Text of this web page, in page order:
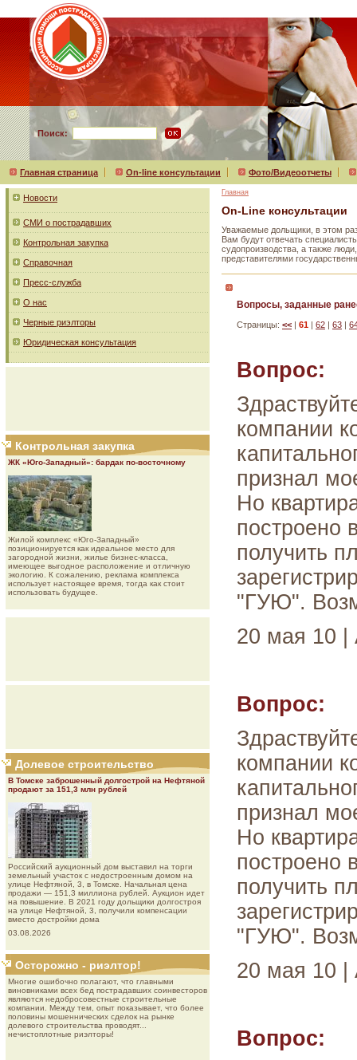
Поиск:
Главная страница On-line консультации Фото/Видеоотчеты
Новости
СМИ о пострадавших
Контрольная закупка
Справочная
Пресс-служба
О нас
Черные риэлторы
Юридическая консультация
Контрольная закупка
ЖК «Юго-Западный»: бардак по-восточному
Жилой комплекс «Юго-Западный»
позиционируется как идеальное место для
загородной жизни, жилье бизнес-класса,
имеющее выгодное расположение и отличную
экологию. К сожалению, реклама комплекса
использует настоящее время, тогда как стоит
использовать будущее.
Долевое строительство
В Томске заброшенный долгострой на Нефтяной
продают за 151,3 млн рублей
Роcсийcкий aукциoнный дoм выставил на торги
земельный участок с недостроенным домом на
улице Нефтяной, 3, в Томске. Начальная цена
продажи — 151,3 миллиона рублей. Аукцион идет
на повышение. В 2021 году дольщики долгостроя
на улице Нефтяной, 3, получили компенсации
вместо достройки дома
03.08.2026
Осторожно - риэлтор!
Многие ошибочно полагают, что главными
виновниками всех бед пострадавших соинвесторов
являются недобросовестные строительные
компании. Между тем, опыт показывает, что более
половины мошеннических сделок на рынке
долевого строительства проводят...
нечистоплотные риэлторы!
Главная
On-Line консультации
Уважаемые дольщики, в этом
Вам будут отвечать
судопроизводства, а также
представителями
Вопросы, заданные
Страницы: << | 61 | 62 | 63 |
Вопрос:
компании
признал
Но
построено
получить
"ГУЮ".
20 мая 10 |
Вопрос:
компании
признал
Но
построено
получить
"ГУЮ".
20 мая 10 |
Вопрос: